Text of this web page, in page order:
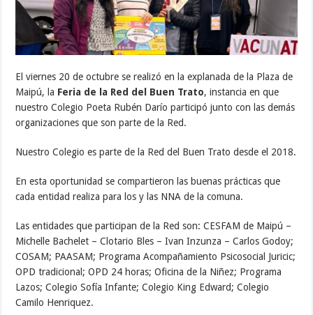
El viernes 20 de octubre se realizó en la explanada de la Plaza de
Maipú, la Feria de la Red del Buen Trato, instancia en que
nuestro Colegio Poeta Rubén Darío participó junto con las demás
organizaciones que son parte de la Red.
Nuestro Colegio es parte de la Red del Buen Trato desde el 2018.
En esta oportunidad se compartieron las buenas prácticas que
cada entidad realiza para los y las NNA de la comuna.
Las entidades que participan de la Red son: CESFAM de Maipú –
Michelle Bachelet – Clotario Bles – Ivan Inzunza – Carlos Godoy;
COSAM; PAASAM; Programa Acompañamiento Psicosocial Juricic;
OPD tradicional; OPD 24 horas; Oficina de la Niñez; Programa
Lazos; Colegio Sofía Infante; Colegio King Edward; Colegio
Camilo Henriquez.